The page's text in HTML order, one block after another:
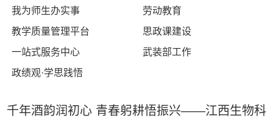
我为师生办实事
劳动教育
教学质量管理平台
思政课建设
一站式服务中心
武装部工作
政绩观·学思践悟
千年酒韵润初心 青春躬耕悟振兴——江西生物科